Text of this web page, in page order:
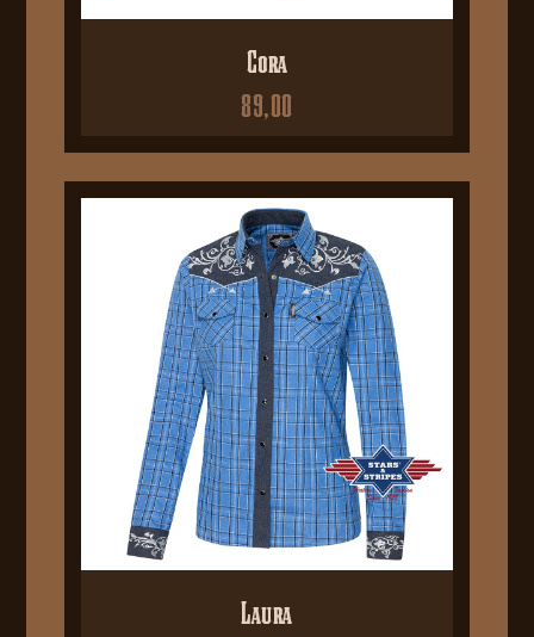
Cora
89,00
Laura